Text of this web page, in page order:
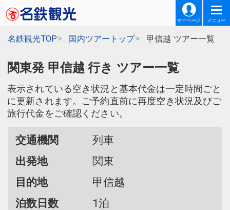
マイページ メニュー
名鉄観光TOP 国内ツアートップ 甲信越 ツアー一覧
関東発 甲信越 行き ツアー一覧
表示されている空き状況と基本代金は一定時間ごと
に更新されます。ご予約直前に再度空き状況及びご
旅行代金をご確認ください。
交通機関
列車
出発地
関東
目的地
甲信越
泊数日数
1泊